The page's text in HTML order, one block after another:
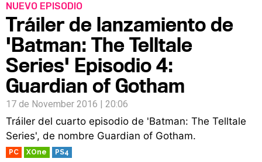
NUEVO EPISODIO
Tráiler de lanzamiento de
'Batman: The Telltale
Series' Episodio 4:
Guardian of Gotham
17 de November 2016 | 20:06
Tráiler del cuarto episodio de 'Batman: The Telltale
Series', de nombre Guardian of Gotham.
PC XOne PS4